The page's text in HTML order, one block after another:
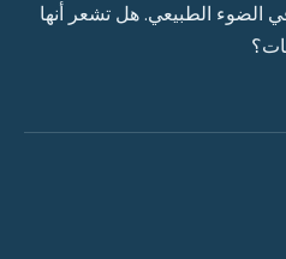
الطبيعي. هل تشعر أنها